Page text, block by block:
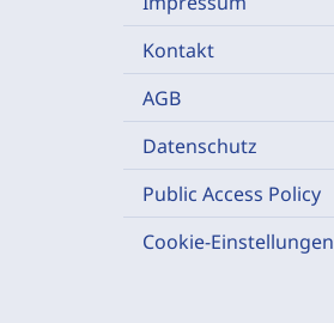
Kontakt
AGB
Datenschutz
Public Access Policy
Cookie-Einstellungen